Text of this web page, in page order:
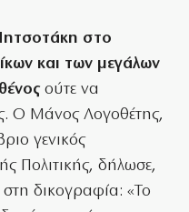
στο
και των μεγάλων
ούτε να
Ο Μάνος Λογοθέτης,
γενικός
Πολιτικής, δήλωσε,
δικογραφία: «Το